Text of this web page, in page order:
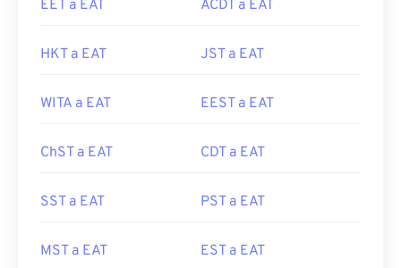
EET a EAT ACDT a EAT
HKT a EAT JST a EAT
WITA a EAT EEST a EAT
ChST a EAT CDT a EAT
SST a EAT PST a EAT
MST a EAT EST a EAT